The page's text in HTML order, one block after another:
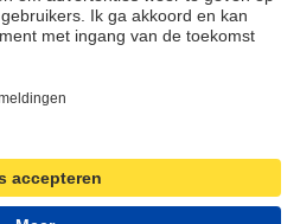
Herroeping